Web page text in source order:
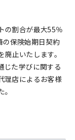
の割合が最大55％
保険始期日契約
止いたします。
じた学びに関する
理店によるお客様